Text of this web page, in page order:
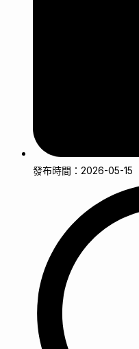
發布時間：2026-05-15